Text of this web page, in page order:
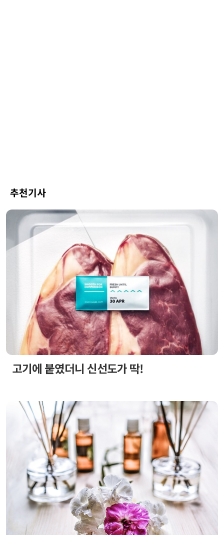
추천기사
고기에 붙였더니 신선도가 딱!